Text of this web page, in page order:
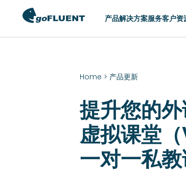
产品解决方案服务客户资
United States (English)
Argentina (Español)
Brasil (Português)
Chile (Español)
Home > 产品更新
提升您的
虚拟课堂
一对一私